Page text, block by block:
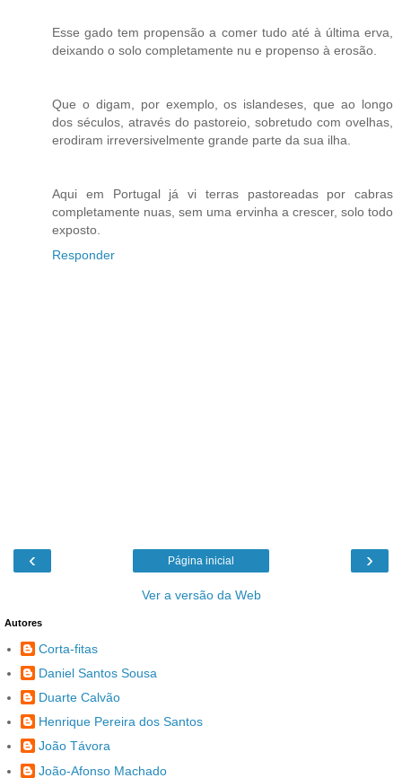
Esse gado tem propensão a comer tudo até à última erva,
deixando o solo completamente nu e propenso à erosão.
Que o digam, por exemplo, os islandeses, que ao longo
dos séculos, através do pastoreio, sobretudo com ovelhas,
erodiram irreversivelmente grande parte da sua ilha.
Aqui em Portugal já vi terras pastoreadas por cabras
completamente nuas, sem uma ervinha a crescer, solo todo
exposto.
Responder
‹ ›
Página inicial
Ver a versão da Web
Autores
Corta-fitas
Daniel Santos Sousa
Duarte Calvão
Henrique Pereira dos Santos
João Távora
João-Afonso Machado